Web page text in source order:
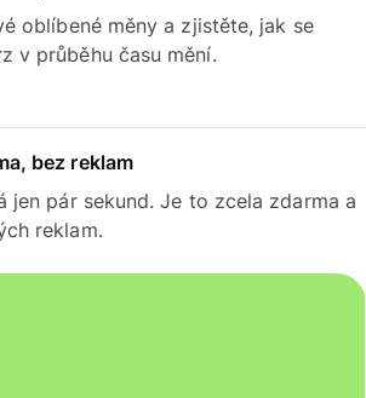
oblíbené měny a zjistěte, jak se
v průběhu času mění.
bez reklam
jen pár sekund. Je to zcela zdarma a
reklam.